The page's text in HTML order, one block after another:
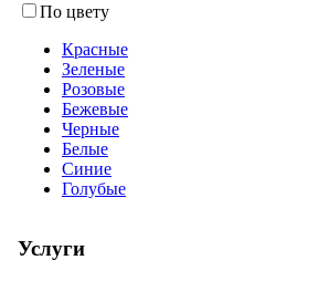
По цвету
Красные
Зеленые
Розовые
Бежевые
Черные
Белые
Синие
Голубые
Услуги